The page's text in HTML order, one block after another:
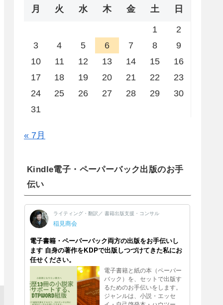
月 火 水 木 金 土 日
1
2
3
4 5 6 7 8
9
10
11 12 13 14 15
16
17
18 19 20 21 22
23
24
25 26 27 28 29
30
31
« 7月
Kindle電子・ペーパーバック出版のお手
伝い